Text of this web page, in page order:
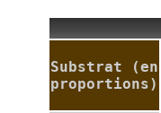
Substrat (en
proportions)